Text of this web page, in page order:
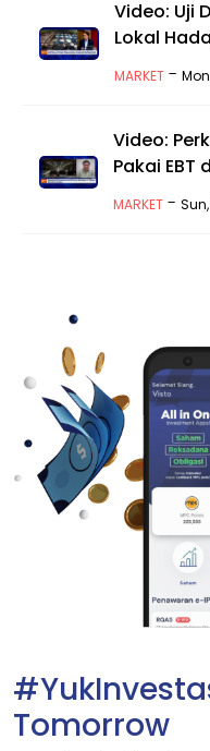
Video: Uji
Lokal
MARKET -
Video:
Pakai EBT
MARKET-
Tomorrow